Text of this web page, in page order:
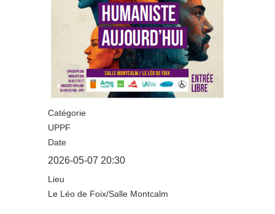
Catégorie
UPPF
Date
2026-05-07 20:30
Lieu
Le Léo de Foix/Salle Montcalm